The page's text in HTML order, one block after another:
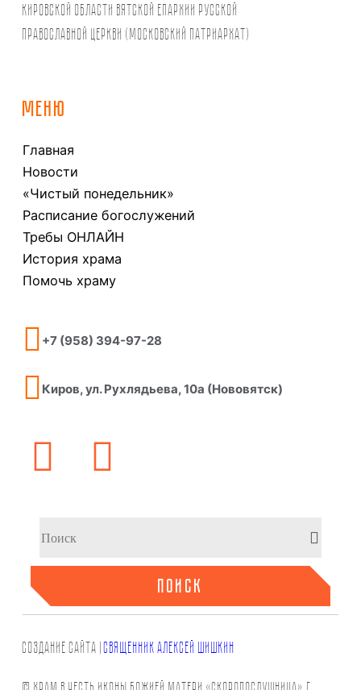
Кировской области Вятской Епархии Русской
Православной Церкви (Московский Патриархат)
МЕНЮ
Главная
Новости
«Чистый понедельник»
Расписание богослужений
Требы ОНЛАЙН
История храма
Помочь храму
+7 (958) 394-97-28
Киров, ул. Рухлядьева, 10а (Нововятск)
ПОИСК
СОЗДАНИЕ САЙТа |СВЯЩЕННИК АЛЕКСЕЙ ШИШКИН